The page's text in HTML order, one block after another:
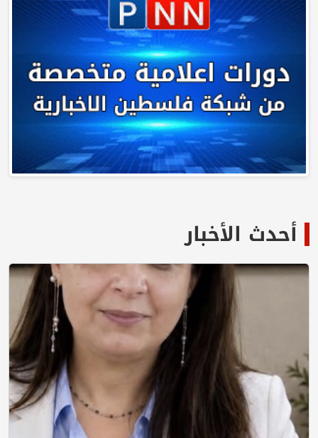
أحدث الأخبار